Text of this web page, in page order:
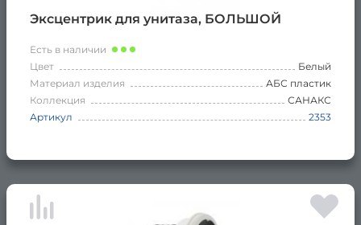
Эксцентрик для унитаза, БОЛЬШОЙ
Есть в наличии
Цвет
Белый
Материал изделия
АБС пластик
Коллекция
САНАКС
Артикул
2353